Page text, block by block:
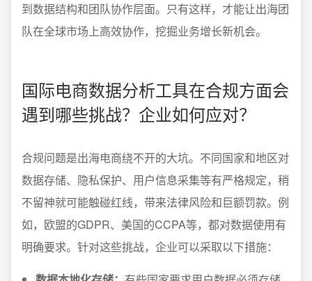
到数据结构和团队协作层面。只有这样，才能让出海团
队在全球市场上高效协作，挖掘业务增长新机会。
国际电商数据分析工具在合规方面会
遇到哪些挑战？企业如何应对？
合规问题是出海电商绕不开的大坑。不同国家和地区对
数据存储、隐私保护、用户信息采集等有严格规定，稍
不留神就可能触碰红线，带来法律风险和巨额罚款。例
如，欧盟的GDPR、美国的CCPA等，都对数据使用有
明确要求。针对这些挑战，企业可以采取以下措施：